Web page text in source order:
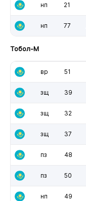
нп 21
нп 77
Тобол-М
вр 51
зщ 39
зщ 32
зщ 37
пз 48
пз 50
нп 49